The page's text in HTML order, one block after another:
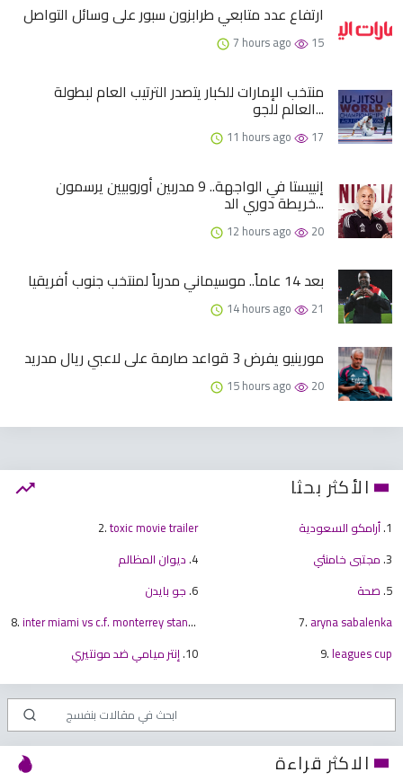
ارتفاع عدد متابعي طرابزون سبور على وسائل التواصل
7 hours ago 15
منتخب الإمارات للكبار يتصدر الترتيب العام لبطولة
العالم للجو...
11 hours ago 17
إنييستا في الواجهة.. 9 مدربين أوروبيين يرسمون
خريطة دوري الد...
12 hours ago 20
بعد 14 عاماً.. موسيماني مدرباً لمنتخب جنوب أفريقيا
14 hours ago 21
مورينيو يفرض 3 قواعد صارمة على لاعبي ريال مدريد
15 hours ago 20
الأكثر بحثا
1. أرامكو السعودية 2.toxic movie trailer
3. مجتبى خامنئي 4. ديوان المظالم
5. صحة 6. جو بايدن
7. aryna sabalenka
8.inter miami vs c.f. monterrey standings
9.leagues cup
10. إنتر ميامي ضد مونتيري
الاكثر قراءة